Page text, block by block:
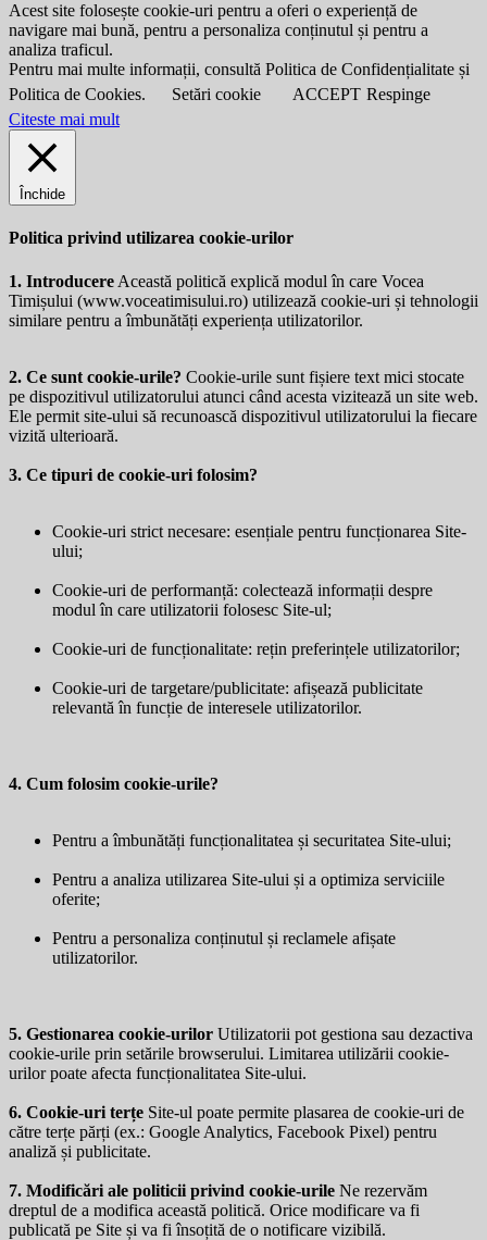
Acest site folosește cookie-uri pentru a oferi o experiență de
navigare mai bună, pentru a personaliza conținutul și pentru a
analiza traficul.
Pentru mai multe informații, consultă Politica de Confidențialitate și
Politica de Cookies.
Setări cookie ACCEPT Respinge
Citeste mai mult
Închide
Politica privind utilizarea cookie-urilor
1. Introducere Această politică explică modul în care Vocea
Timișului (www.voceatimisului.ro) utilizează cookie-uri și tehnologii
similare pentru a îmbunătăți experiența utilizatorilor.
2. Ce sunt cookie-urile? Cookie-urile sunt fișiere text mici stocate
pe dispozitivul utilizatorului atunci când acesta vizitează un site web.
Ele permit site-ului să recunoască dispozitivul utilizatorului la fiecare
vizită ulterioară.
3. Ce tipuri de cookie-uri folosim?
Cookie-uri strict necesare: esențiale pentru funcționarea Site-
ului;
Cookie-uri de performanță: colectează informații despre
modul în care utilizatorii folosesc Site-ul;
Cookie-uri de funcționalitate: rețin preferințele utilizatorilor;
Cookie-uri de targetare/publicitate: afișează publicitate
relevantă în funcție de interesele utilizatorilor.
4. Cum folosim cookie-urile?
Pentru a îmbunătăți funcționalitatea și securitatea Site-ului;
Pentru a analiza utilizarea Site-ului și a optimiza serviciile
oferite;
Pentru a personaliza conținutul și reclamele afișate
utilizatorilor.
5. Gestionarea cookie-urilor Utilizatorii pot gestiona sau dezactiva
cookie-urile prin setările browserului. Limitarea utilizării cookie-
urilor poate afecta funcționalitatea Site-ului.
6. Cookie-uri terțe Site-ul poate permite plasarea de cookie-uri de
către terțe părți (ex.: Google Analytics, Facebook Pixel) pentru
analiză și publicitate.
7. Modificări ale politicii privind cookie-urile Ne rezervăm
dreptul de a modifica această politică. Orice modificare va fi
publicată pe Site și va fi însoțită de o notificare vizibilă.